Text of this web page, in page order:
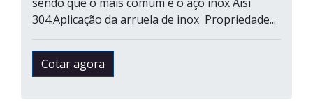
304.Aplicação da arruela de inox Propriedade...
Cotar agora